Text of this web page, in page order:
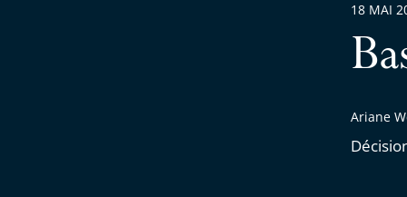
Ariane
18 MAI